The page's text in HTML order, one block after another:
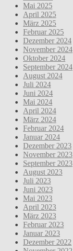
Mai 2025
April 2025
März 2025
Februar 2025
Dezember 2024
November 2024
Oktober 2024
September 2024
August 2024
Juli 2024
Juni 2024
Mai 2024
April 2024
März 2024
Februar 2024
Januar 2024
Dezember 2023
November 2023
September 2023
August 2023
Juli 2023
Juni 2023
Mai 2023
April 2023
März 2023
Februar 2023
Januar 2023
Dezember 2022